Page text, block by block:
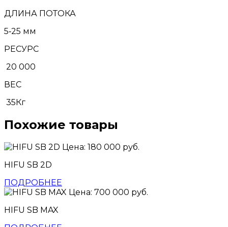
ДЛИНА ПОТОКА
5‑25 мм
РЕСУРС
20 000
ВЕС
35Кг
Похожие товары
Цена: 180 000 руб.
HIFU SB 2D
ПОДРОБНЕЕ
Цена: 700 000 руб.
HIFU SB MAX